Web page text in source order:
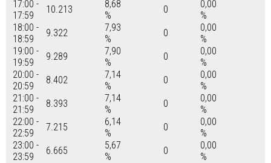
17:00 -
17:59
10.213
8,68
%
0
0,00
%
18:00 -
18:59
9.322
7,93
%
0
0,00
%
19:00 -
19:59
9.289
7,90
%
0
0,00
%
20:00 -
20:59
8.402
7,14
%
0
0,00
%
21:00 -
21:59
8.393
7,14
%
0
0,00
%
22:00 -
22:59
7.215
6,14
%
0
0,00
%
23:00 -
23:59
6.665
5,67
%
0
0,00
%